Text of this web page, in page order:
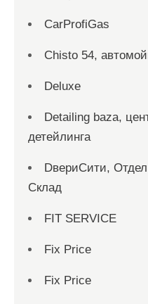
CarProfiGas
Chisto 54,
Deluxe
Detailing baza,
детейлинга
DвериСити,
Склад
FIT SERVICE
Fix Price
Fix Price